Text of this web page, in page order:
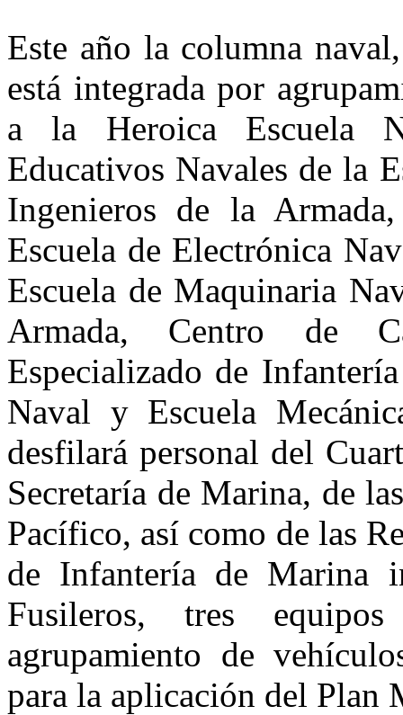
Este año la columna
está integrada por
a la Heroica Escuela
Educativos Navales de la
Ingenieros de la
Escuela de Electrónica
Escuela de Maquinaria
Armada, Centro de
Especializado de
Naval y Escuela
desfilará personal del
Secretaría de Marina, de
Pacífico, así como de las
de Infantería de Marina
Fusileros, tres
agrupamiento de
para la aplicación del Plan